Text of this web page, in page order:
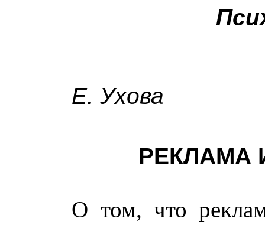
Е. Ухова
РЕКЛАМА
О том, что